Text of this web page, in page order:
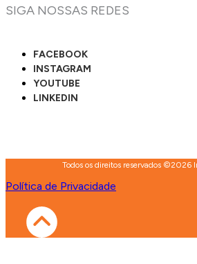
SIGA NOSSAS REDES
FACEBOOK
INSTAGRAM
YOUTUBE
LINKEDIN
Todos os direitos reservados ©2026
Política de Privacidade